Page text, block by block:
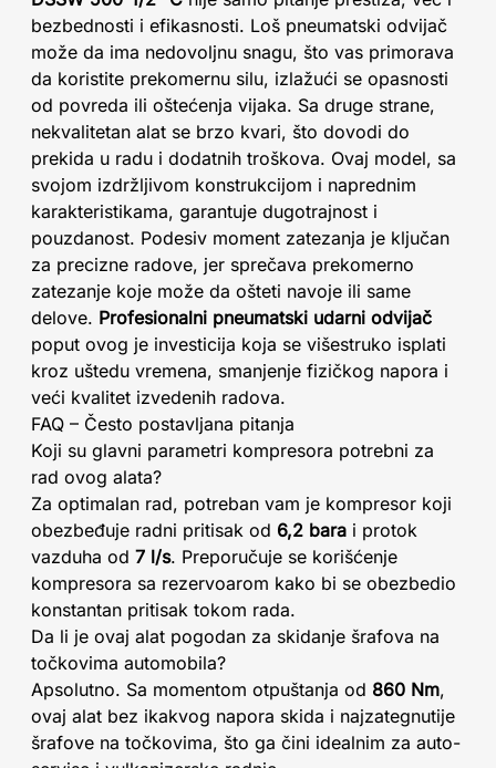
bezbednosti i efikasnosti. Loš pneumatski odvijač
može da ima nedovoljnu snagu, što vas primorava
da koristite prekomernu silu, izlažući se opasnosti
od povreda ili oštećenja vijaka. Sa druge strane,
nekvalitetan alat se brzo kvari, što dovodi do
prekida u radu i dodatnih troškova. Ovaj model, sa
svojom izdržljivom konstrukcijom i naprednim
karakteristikama, garantuje dugotrajnost i
pouzdanost. Podesiv moment zatezanja je ključan
za precizne radove, jer sprečava prekomerno
zatezanje koje može da ošteti navoje ili same
delove. Profesionalni pneumatski udarni odvijač
poput ovog je investicija koja se višestruko isplati
kroz uštedu vremena, smanjenje fizičkog napora i
veći kvalitet izvedenih radova.
FAQ – Često postavljana pitanja
Koji su glavni parametri kompresora potrebni za
rad ovog alata?
Za optimalan rad, potreban vam je kompresor koji
obezbeđuje radni pritisak od 6,2 bara i protok
vazduha od 7 l/s. Preporučuje se korišćenje
kompresora sa rezervoarom kako bi se obezbedio
konstantan pritisak tokom rada.
Da li je ovaj alat pogodan za skidanje šrafova na
točkovima automobila?
Apsolutno. Sa momentom otpuštanja od 860 Nm,
ovaj alat bez ikakvog napora skida i najzategnutije
šrafove na točkovima, što ga čini idealnim za auto-